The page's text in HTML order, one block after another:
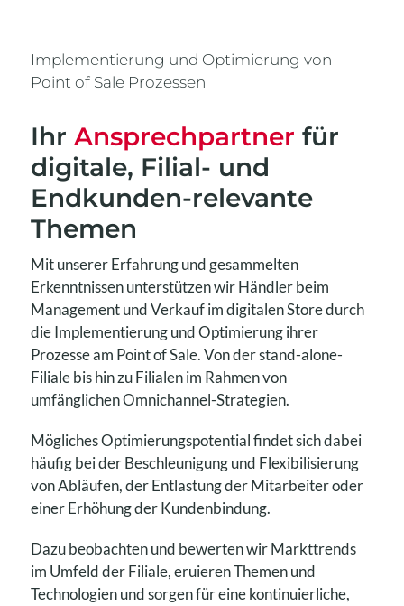
Implementierung und Optimierung von
Point of Sale Prozessen
Ihr Ansprechpartner für
digitale, Filial- und
Endkunden-relevante
Themen
Mit unserer Erfahrung und gesammelten
Erkenntnissen unterstützen wir Händler beim
Management und Verkauf im digitalen Store durch
die Implementierung und Optimierung ihrer
Prozesse am Point of Sale. Von der stand-alone-
Filiale bis hin zu Filialen im Rahmen von
umfänglichen Omnichannel-Strategien.
Mögliches Optimierungspotential findet sich dabei
häufig bei der Beschleunigung und Flexibilisierung
von Abläufen, der Entlastung der Mitarbeiter oder
einer Erhöhung der Kundenbindung.
Dazu beobachten und bewerten wir Markttrends
im Umfeld der Filiale, eruieren Themen und
Technologien und sorgen für eine kontinuierliche,